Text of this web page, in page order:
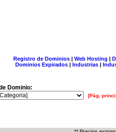
Registro de Dominios| Web Hosting |
Dominios Expirados | Industrias |
Dominio:
[Pág.